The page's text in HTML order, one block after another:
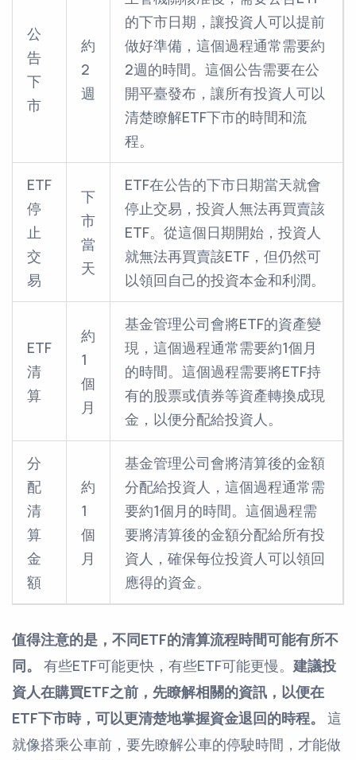
公
告
下
市
約
2
週
的下市日期，讓投資人可以提前
做好準備，這個過程通常需要約
2週的時間。這個公告需要在公
開平臺發布，讓所有投資人可以
清楚瞭解ETF下市的時間和流
程。
ETF
停
止
交
易
下
市
當
天
ETF在公告的下市日期當天就會
停止交易，投資人無法再買賣該
ETF。從這個日期開始，投資人
就無法再買賣該ETF，但仍然可
以領回自己的投資本金和利潤。
ETF
清
算
約
1
個
月
基金管理公司會將ETF的資產變
現，這個過程通常需要約1個月
的時間。這個過程需要將ETF持
有的股票或債券等資產轉換成現
金，以便分配給投資人。
分
配
清
算
金
額
約
1
個
月
基金管理公司會將清算後的金額
分配給投資人，這個過程通常需
要約1個月的時間。這個過程需
要將清算後的金額分配給所有投
資人，確保每位投資人可以領回
應得的資金。
值得注意的是，不同ETF的清算流程時間可能有所不
同。
有些ETF可能更快，有些ETF可能更慢。 建議投
資人在購買ETF之前，先瞭解相關的資訊，以便在
ETF下市時，可以更清楚地掌握資金退回的時程。
這
就像搭乘公車前，要先瞭解公車的停駛時間，才能做